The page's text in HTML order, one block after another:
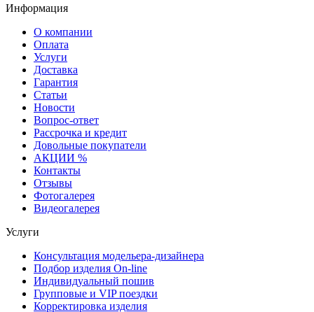
Информация
О компании
Оплата
Услуги
Доставка
Гарантия
Статьи
Новости
Вопрос-ответ
Рассрочка и кредит
Довольные покупатели
АКЦИИ %
Контакты
Отзывы
Фотогалерея
Видеогалерея
Услуги
Консультация модельера-дизайнера
Подбор изделия On-line
Индивидуальный пошив
Групповые и VIP поездки
Корректировка изделия